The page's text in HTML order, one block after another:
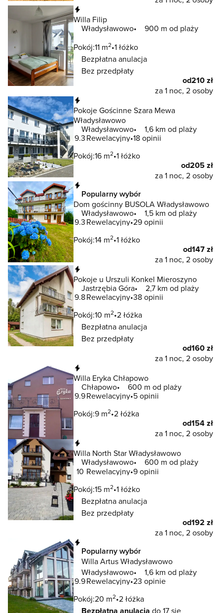
Willa Filip
Władysławowo
900 m od plaży
Pokój:11 m2 1 łóżko
Bezpłatna anulacja
Bez przedpłaty
od210 zł
za 1 noc, 2 osoby
Pokoje Gościnne Szara Mewa
Władysławowo
Władysławowo
1,6 km od plaży
9.3Rewelacyjny 18 opinii
Pokój:16 m2 1 łóżko
od205 zł
za 1 noc, 2 osoby
Popularny wybór
Dom gościnny BUSOLA Władysławowo
Władysławowo
1,5 km od plaży
9.3Rewelacyjny 29 opinii
Pokój:14 m2 1 łóżko
od147 zł
za 1 noc, 2 osoby
Pokoje u Urszuli Konkel Mieroszyno
Jastrzębia Góra
2,7 km od plaży
9.8Rewelacyjny 38 opinii
Pokój:10 m2 2 łóżka
Bezpłatna anulacja
Bez przedpłaty
od160 zł
za 1 noc, 2 osoby
Willa Eryka Chłapowo
Chłapowo
600 m od plaży
9.9Rewelacyjny 5 opinii
Pokój:9 m2 2 łóżka
od154 zł
za 1 noc, 2 osoby
Willa North Star Władysławowo
Władysławowo
600 m od plaży
10 Rewelacyjny 9 opinii
Pokój:15 m2 1 łóżko
Bezpłatna anulacja
Bez przedpłaty
od192 zł
za 1 noc, 2 osoby
Popularny wybór
Willa Artus Władysławowo
Władysławowo
1,6 km od plaży
9.9Rewelacyjny 23 opinie
Pokój:20 m2 2 łóżka
Bezpłatna anulacja do 17 sie